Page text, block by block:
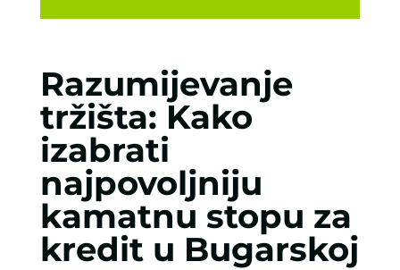
Razumijevanje
tržišta: Kako
izabrati
najpovoljniju
kamatnu stopu za
kredit u Bugarskoj